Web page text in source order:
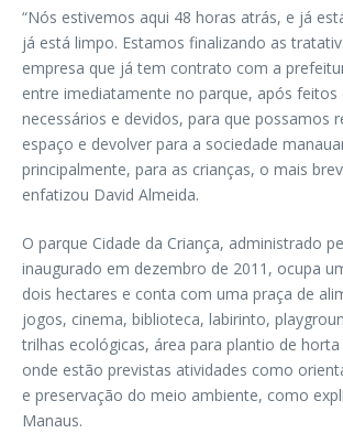
“Nós estivemos aqui 48 horas atrás, e já
já está limpo. Estamos finalizando as
empresa que já tem contrato com a
entre imediatamente no parque, após
necessários e devidos, para que possamos
espaço e devolver para a sociedade
principalmente, para as crianças, o mais
enfatizou David Almeida.
O parque Cidade da Criança, administrado
inaugurado em dezembro de 2011, ocupa
dois hectares e conta com uma praça de
jogos, cinema, biblioteca, labirinto,
trilhas ecológicas, área para plantio de horta
onde estão previstas atividades como
e preservação do meio ambiente, como
Manaus.